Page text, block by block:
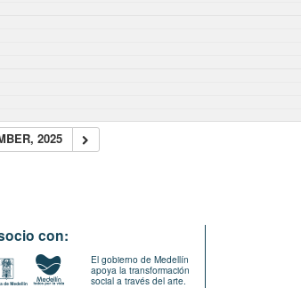
2025
con:
El gobierno de Medellín
apoya la transformación
social a través del arte.